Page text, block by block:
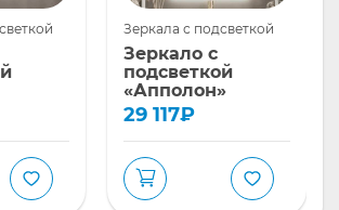
Зеркала с подсветкой
Зеркало с
подсветкой
«Апполон»
29 117₽